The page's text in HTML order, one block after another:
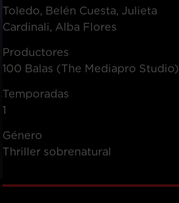
Toledo, Belén Cuesta, Julieta
Cardinali, Alba Flores
Productores
100 Balas (The Mediapro Studio)
Temporadas
1
Género
Thriller sobrenatural